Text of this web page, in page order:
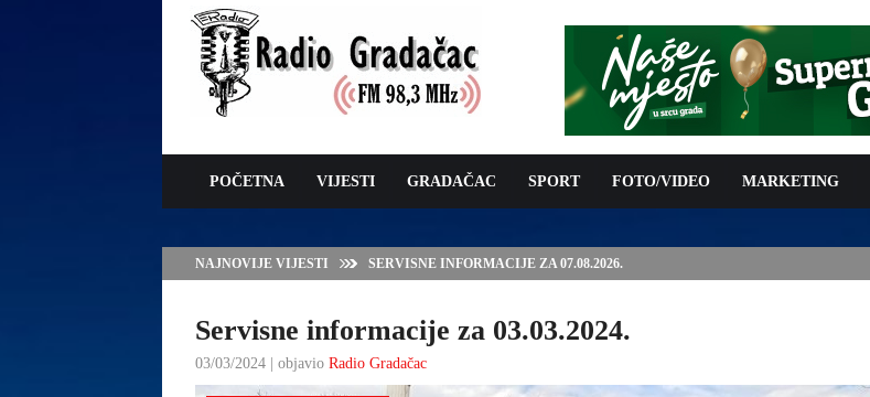
POČETNA VIJESTI GRADAČAC SPORT FOTO/VIDEO MARKETING
NAJNOVIJE VIJESTI SERVISNE INFORMACIJE ZA 07.08.2026.
Servisne informacije za 03.03.2024.
03/03/2024 | objavio Radio Gradačac